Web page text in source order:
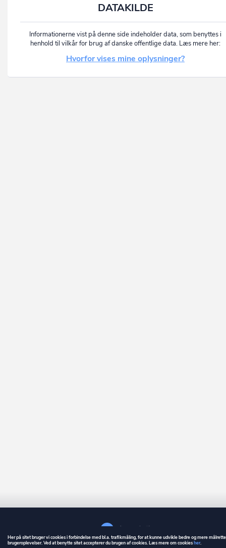
DATAKILDE
Informationerne vist på denne side indeholder data, som benyttes i
henhold til vilkår for brug af danske offentlige data. Læs mere her:
Hvorfor vises mine oplysninger?
Her på sitet bruger vi cookies i forbindelse med bl.a. trafikmåling, for at kunne udvikle bedre og mere
brugeroplevelser. Ved at benytte sitet accepterer du brugen af cookies. Læs mere om cookiesher.